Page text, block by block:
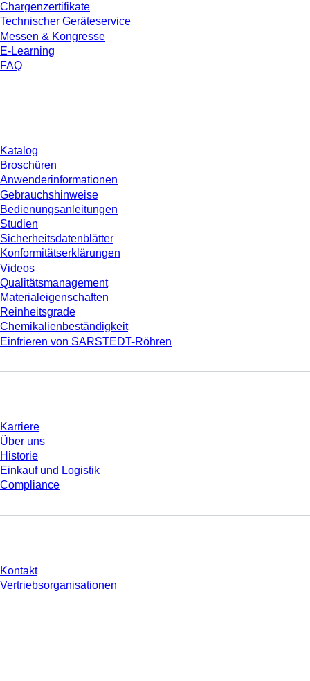
Chargenzertifikate
Technischer Geräteservice
Messen & Kongresse
E-Learning
FAQ
Katalog
Broschüren
Anwenderinformationen
Gebrauchshinweise
Bedienungsanleitungen
Studien
Sicherheitsdatenblätter
Konformitätserklärungen
Videos
Qualitätsmanagement
Materialeigenschaften
Reinheitsgrade
Chemikalienbeständigkeit
Einfrieren von SARSTEDT-Röhren
Karriere
Über uns
Historie
Einkauf und Logistik
Compliance
Kontakt
Vertriebsorganisationen